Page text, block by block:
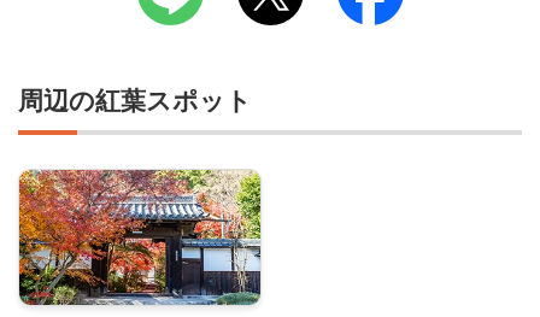
周辺の紅葉スポット